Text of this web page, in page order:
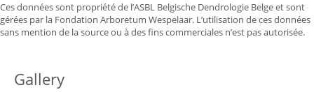
Ces données sont propriété de l’ASBL Belgische Dendrologie Belge et sont
gérées par la Fondation Arboretum Wespelaar. L’utilisation de ces données
sans mention de la source ou à des fins commerciales n’est pas autorisée.
Gallery